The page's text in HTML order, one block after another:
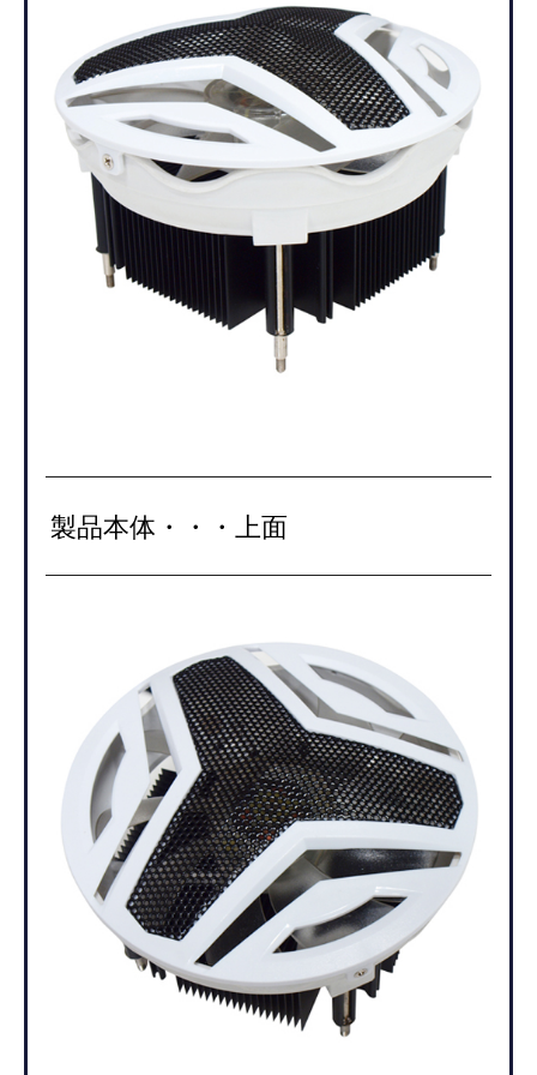
製品本体・・・上面